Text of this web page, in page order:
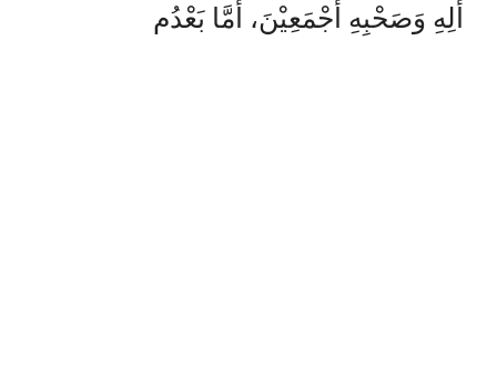
أٰلِهِ وَصَحْبِهِ أَجْمَعِيْنَ، أَمَّا بَعْدُم